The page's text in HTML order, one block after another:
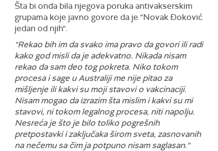
Šta bi onda bila njegova poruka antivakserskim
grupama koje javno govore da je "Novak Đoković
jedan od njih".
"Rekao bih im da svako ima pravo da govori ili radi
kako god misli da je adekvatno. Nikada nisam
rekao da sam deo tog pokreta. Niko tokom
procesa i sage u Australiji me nije pitao za
mišljenje ili kakvi su moji stavovi o vakcinaciji.
Nisam mogao da izrazim šta mislim i kakvi su mi
stavovi, ni tokom legalnog procesa, niti napolju.
Nesreća je što je bilo toliko pogrešnih
pretpostavki i zaključaka širom sveta, zasnovanih
na nečemu sa čim ja potpuno nisam saglasan."